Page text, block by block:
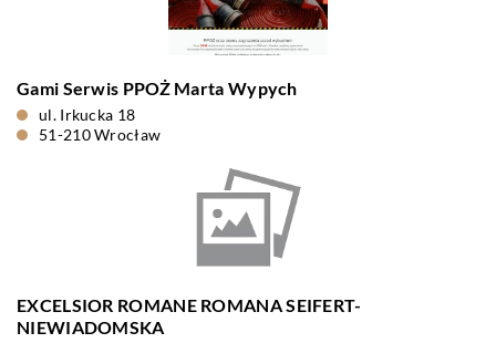
Gami Serwis PPOŻ Marta Wypych
ul. Irkucka 18
51-210 Wrocław
EXCELSIOR ROMANE ROMANA SEIFERT-
NIEWIADOMSKA